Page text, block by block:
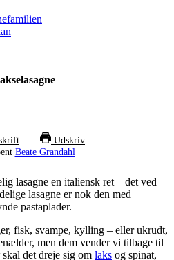
Udskriv
Beate Grandahl
lasagne en italiensk ret – det ved
lasagne er nok den med
pastaplader.
fisk, svampe, kylling – eller ukrudt,
men dem vender vi tilbage til
det dreje sig om laks og spinat,